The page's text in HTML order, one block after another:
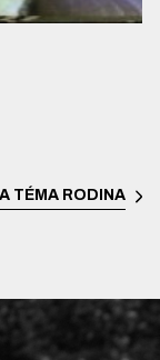
TÉMA RODINA